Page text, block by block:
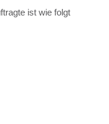
ist wie folgt